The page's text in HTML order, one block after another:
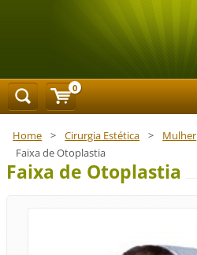
Home > Cirurgia Estética > Mulher
Faixa de Otoplastia
Faixa de Otoplastia
0